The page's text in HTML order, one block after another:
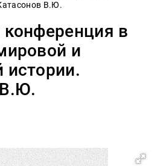
В.Ю.
конференция в
и
истории.
В.Ю.